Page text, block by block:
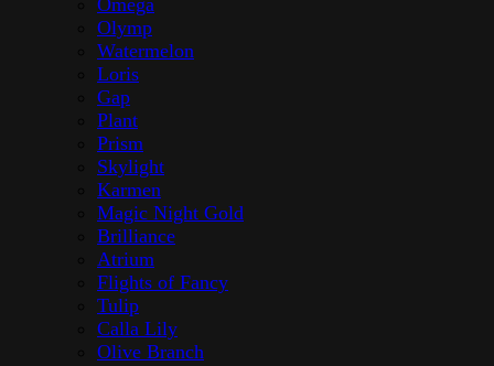
Omega
Olymp
Watermelon
Loris
Gap
Plant
Prism
Skylight
Karmen
Magic Night Gold
Brilliance
Atrium
Flights of Fancy
Tulip
Calla Lily
Olive Branch